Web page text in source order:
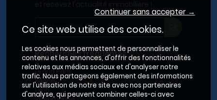
Recherches fréquentes
Grand Paris
Rhône
Lyon
Continuer sans accepter →
Ce site web utilise des cookies.
Les cookies nous permettent de personnaliser le
contenu et les annonces, d'offrir des fonctionnalités
relatives aux médias sociaux et d'analyser notre
trafic. Nous partageons également des informations
sur l'utilisation de notre site avec nos partenaires
d'analyse, qui peuvent combiner celles-ci avec